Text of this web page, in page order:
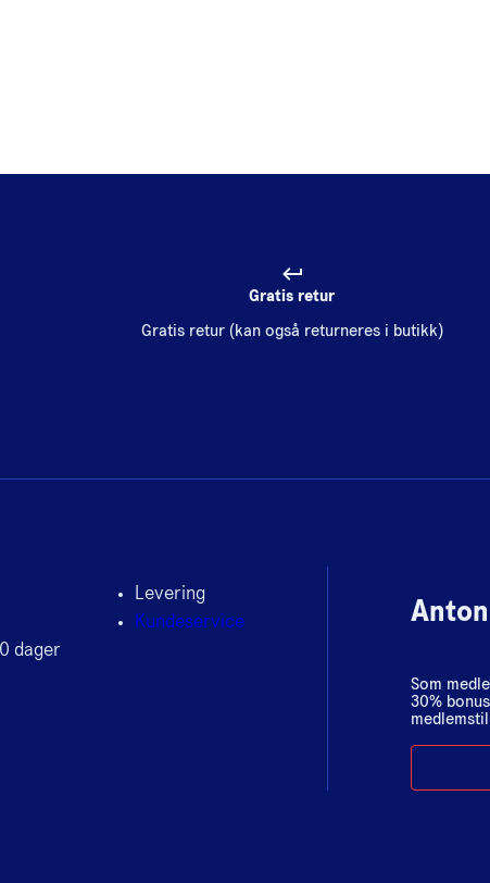
Gratis retur
Gratis retur (kan også returneres i butikk)
Levering
Kundeservice
dager
Som
30%